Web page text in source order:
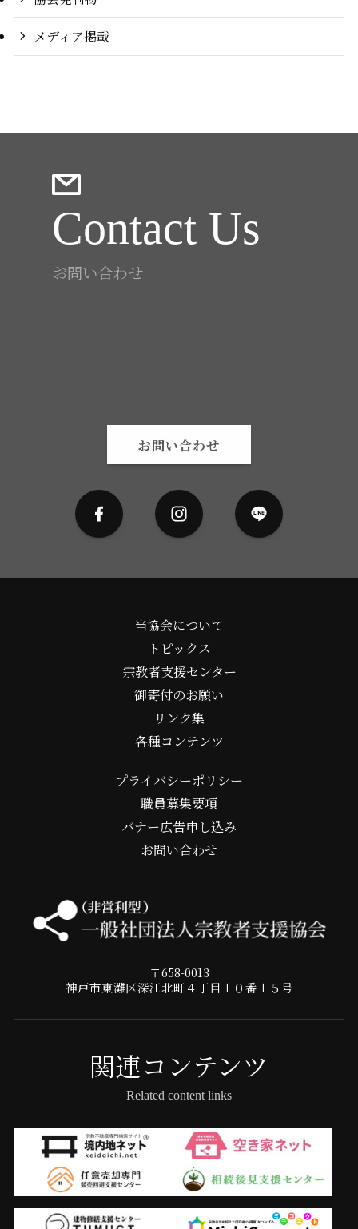
メディア掲載
Contact Us
お問い合わせ
お問い合わせ
当協会について
トピックス
宗教者支援センター
御寄付のお願い
リンク集
各種コンテンツ
プライバシーポリシー
職員募集要項
バナー広告申し込み
お問い合わせ
〒658-0013
神戸市東灘区深江北町４丁目１０番１５号
関連コンテンツ
Related content links